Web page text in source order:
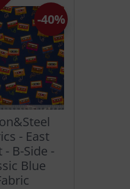
- East
- B-Side -
Blue
-40%